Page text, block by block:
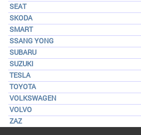
SEAT
SKODA
SMART
SSANG YONG
SUBARU
SUZUKI
TESLA
TOYOTA
VOLKSWAGEN
VOLVO
ZAZ